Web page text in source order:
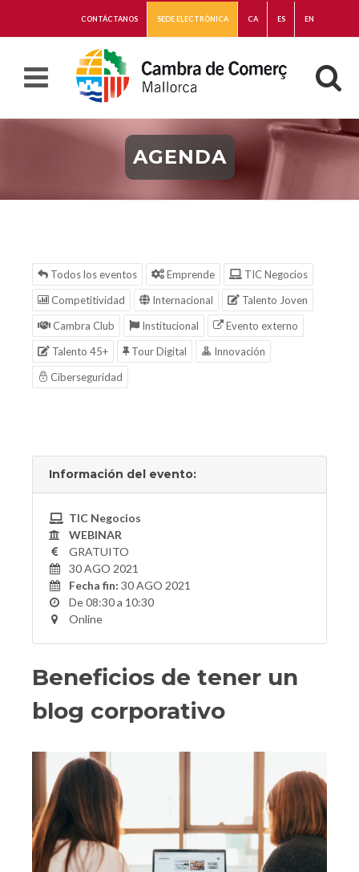
CONTÁCTANOS SEDE ELECTRÓNICA CA ES EN
AGENDA
Todos los eventos Emprende
TIC Negocios
Competitividad
Internacional
Talento Joven
Cambra Club
Institucional
Evento externo
Talento 45+
Tour Digital
Innovación
Ciberseguridad
Información del evento:
TIC Negocios
WEBINAR
GRATUITO
30 AGO 2021
Fecha fin: 30 AGO 2021
De 08:30 a 10:30
Online
Beneficios de tener un
blog corporativo